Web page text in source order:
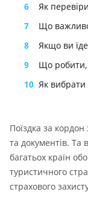
6
Як
7
Що важливо
8
Якщо ви
9
Що робити,
10 Як вибрати
Поїздка за
та документів.
багатьох країн
туристичного
страхового